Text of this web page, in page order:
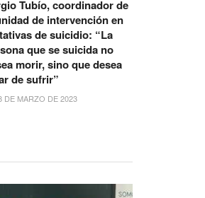
Tubío, coordinador de
de intervención en
de suicidio: “La
que se suicida no
morir, sino que desea
de sufrir”
DE MARZO DE 2023